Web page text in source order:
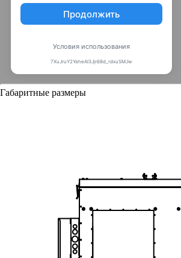
Габаритные размеры